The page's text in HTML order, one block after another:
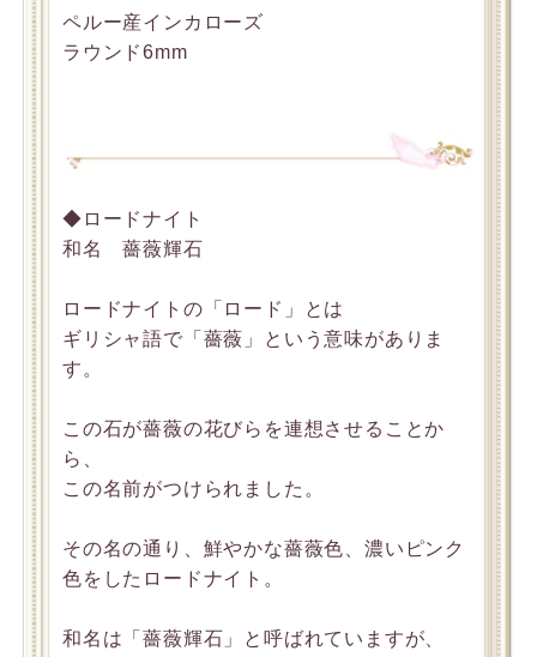
ペルー産インカローズ
ラウンド6mm
◆ロードナイト
和名 薔薇輝石
ロードナイトの「ロード」とは
ギリシャ語で「薔薇」という意味がありま
す。
この石が薔薇の花びらを連想させることか
ら、
この名前がつけられました。
その名の通り、鮮やかな薔薇色、濃いピンク
色をしたロードナイト。
和名は「薔薇輝石」と呼ばれていますが、